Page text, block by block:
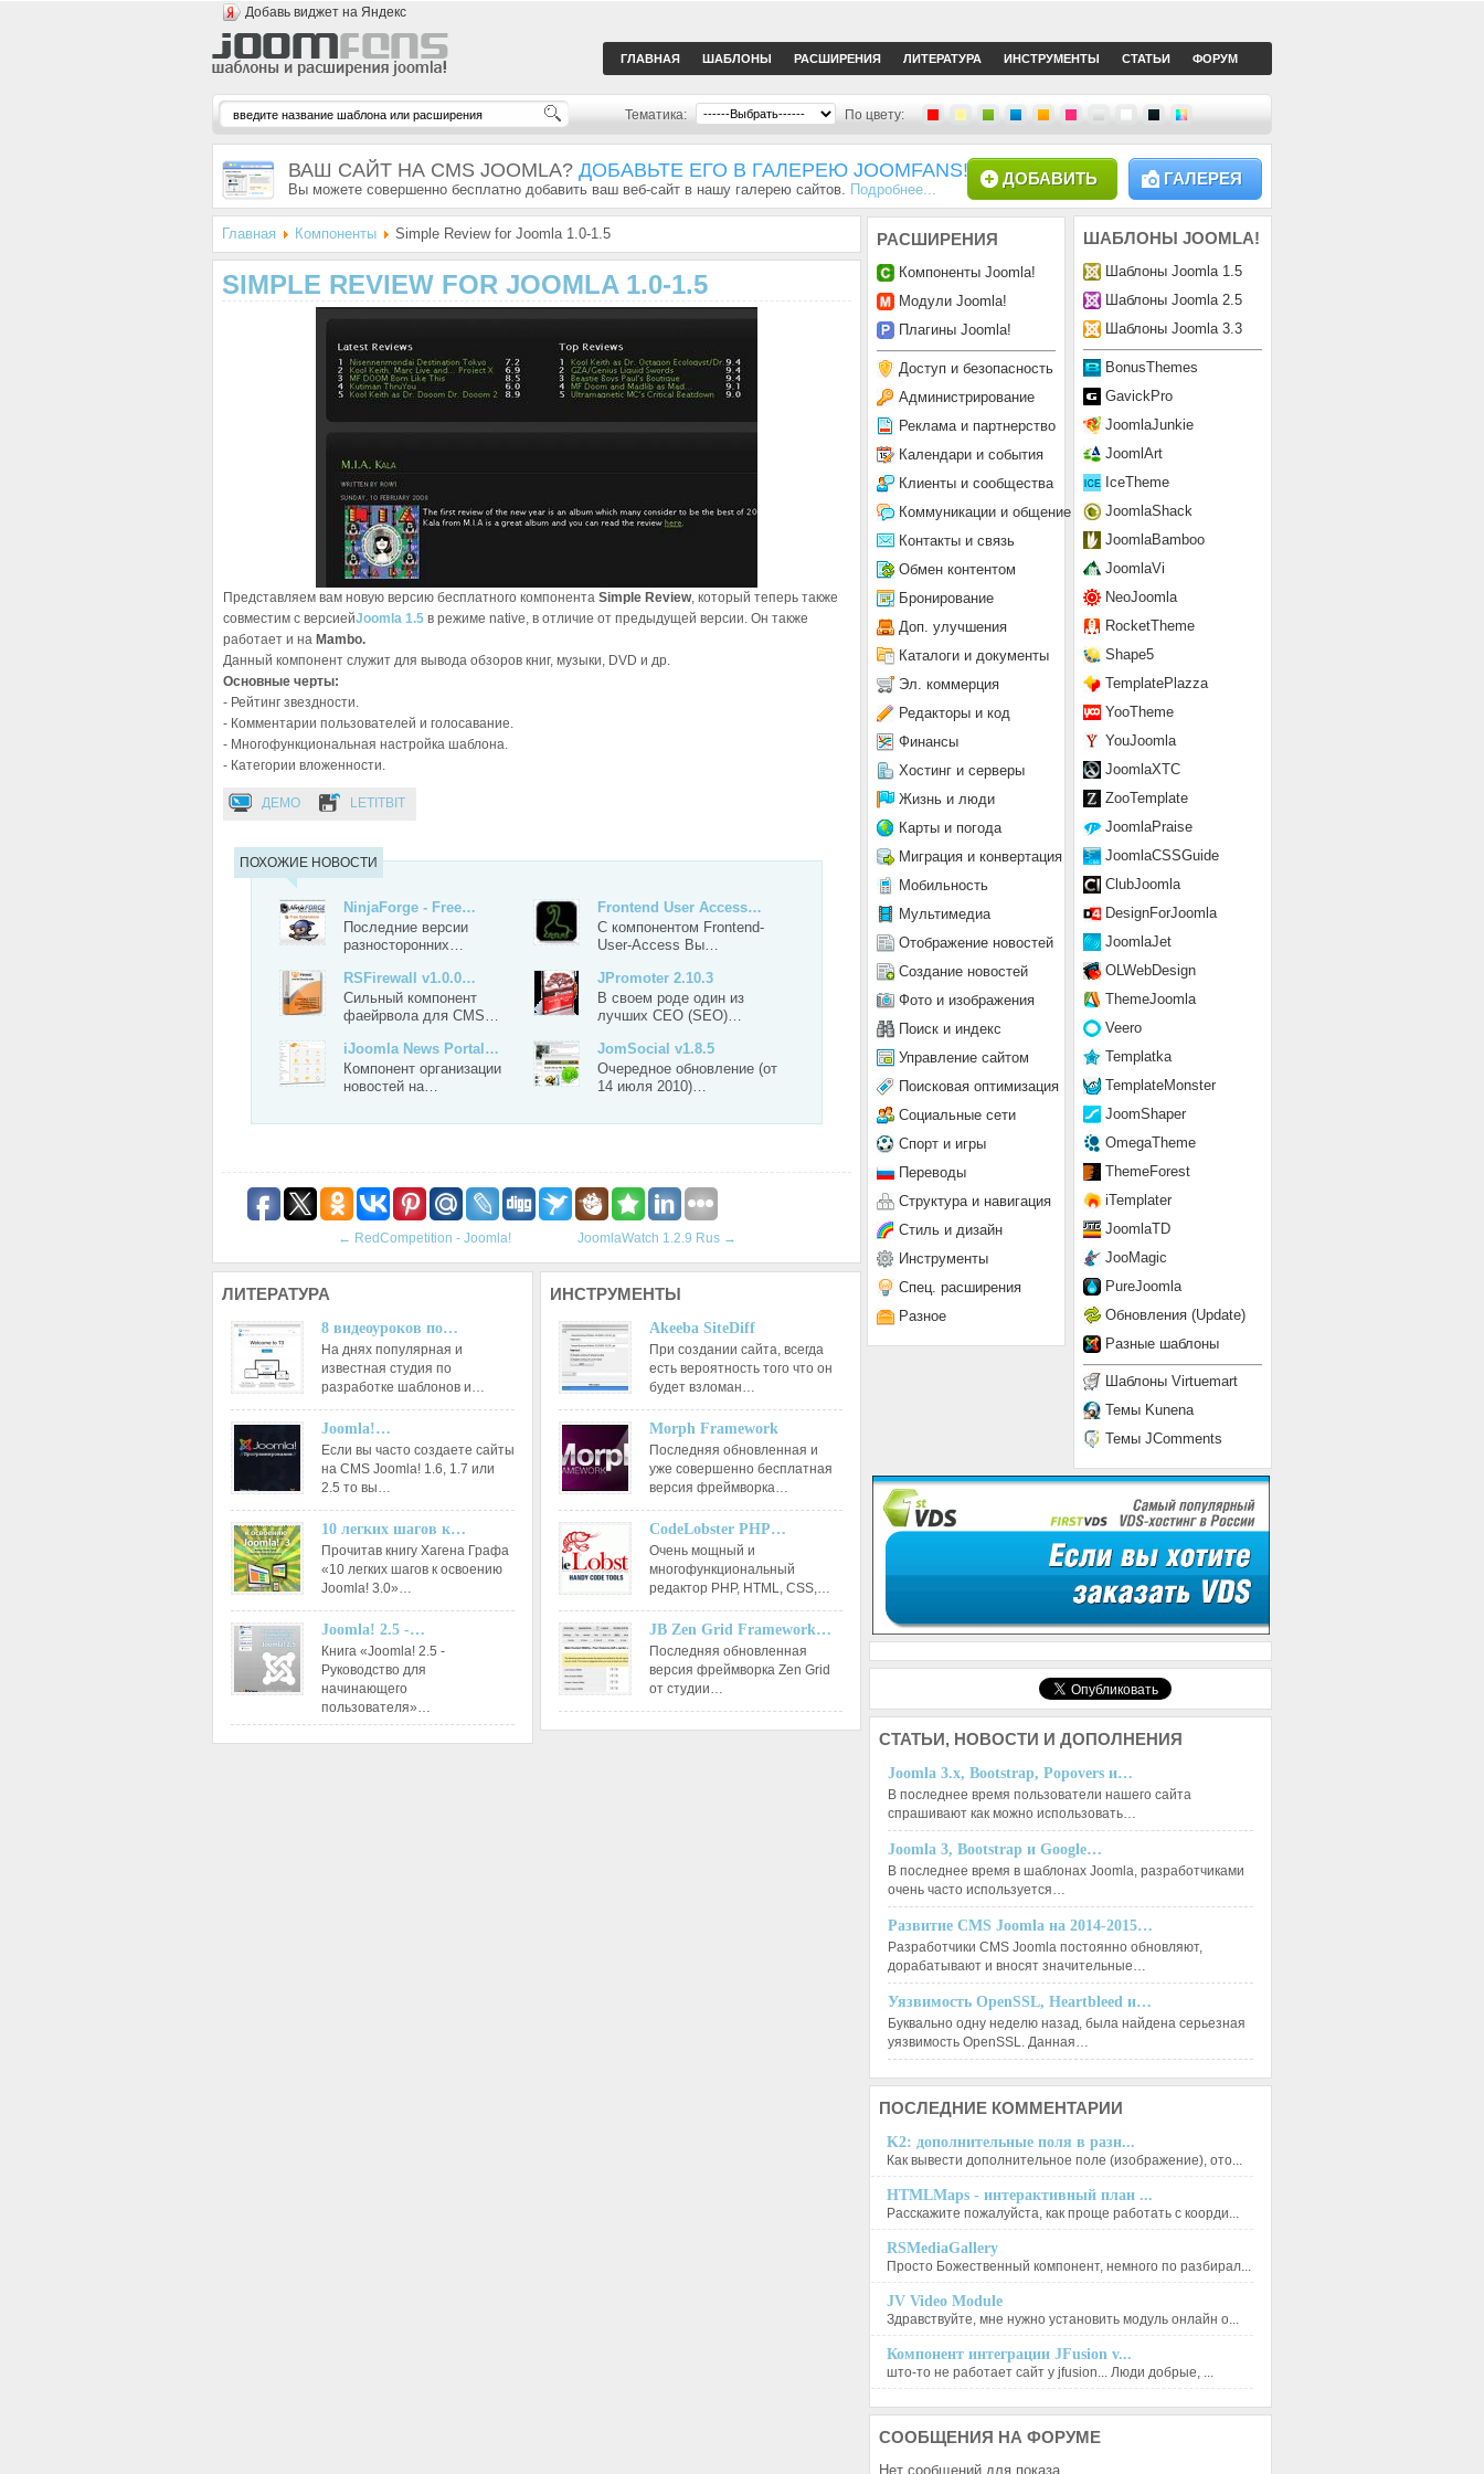
Добавь виджет на Яндекс
ГЛАВНАЯ ШАБЛОНЫ РАСШИРЕНИЯ ЛИТЕРАТУРА ИНСТРУМЕНТЫ СТАТЬИ ФОРУМ
Тематика: По цвету:
ВАШ САЙТ НА CMS JOOMLA? ДОБАВЬТЕ ЕГО В ГАЛЕРЕЮ JOOMFANS!
Вы можете совершенно бесплатно добавить ваш веб-сайт в нашу галерею сайтов. Подробнее...
ГАЛЕРЕЯ
ДОБАВИТЬ
Главная Компоненты Simple Review for Joomla 1.0-1.5
SIMPLE REVIEW FOR JOOMLA 1.0-1.5
Представляем вам новую версию бесплатного компонента Simple Review, который теперь также
совместим с версиейJoomla 1.5 в режиме native, в отличие от предыдущей версии. Он также
работает и на Mambo.
Данный компонент служит для вывода обзоров книг, музыки, DVD и др.
Основные черты:
- Рейтинг звездности.
- Комментарии пользователей и голосавание.
- Многофункциональная настройка шаблона.
- Категории вложенности.
ДЕМО LETITBIT
ПОХОЖИЕ НОВОСТИ
NinjaForge - Free…
Последние версии
разносторонних…
Frontend User Access…
С компонентом Frontend-
User-Access Вы…
RSFirewall v1.0.0…
Сильный компонент
фаейрвола для CMS…
JPromoter 2.10.3
В своем роде один из
лучших СЕО (SEO)…
iJoomla News Portal…
Компонент организации
новостей на…
JomSocial v1.8.5
Очередное обновление (от
14 июля 2010)…
← RedCompetition - Joomla! JoomlaWatch 1.2.9 Rus →
ЛИТЕРАТУРА
8 видеоуроков по…
На днях популярная и
известная студия по
разработке шаблонов и…
Joomla!…
Если вы часто создаете сайты
на CMS Joomla! 1.6, 1.7 или
2.5 то вы…
10 легких шагов к…
Прочитав книгу Хагена Графа
«10 легких шагов к освоению
Joomla! 3.0»…
Joomla! 2.5 -…
Книга «Joomla! 2.5 -
Руководство для
начинающего
пользователя»…
ИНСТРУМЕНТЫ
Akeeba SiteDiff
При создании сайта, всегда
есть вероятность того что он
будет взломан…
Morph Framework
Последняя обновленная и
уже совершенно бесплатная
версия фреймворка…
CodeLobster PHP…
Очень мощный и
многофункциональный
редактор РНР, HTML, CSS,…
JB Zen Grid Framework…
Последняя обновленная
версия фреймворка Zen Grid
от студии…
ШАБЛОНЫ JOOMLA!
Шаблоны Joomla 1.5
Шаблоны Joomla 2.5
Шаблоны Joomla 3.3
BonusThemes
GavickPro
JoomlaJunkie
JoomlArt
IceTheme
JoomlaShack
JoomlaBamboo
JoomlaVi
NeoJoomla
RocketTheme
Shape5
TemplatePlazza
YooTheme
YouJoomla
JoomlaXTC
ZooTemplate
JoomlaPraise
JoomlaCSSGuide
ClubJoomla
DesignForJoomla
JoomlaJet
OLWebDesign
ThemeJoomla
Veero
Templatka
TemplateMonster
JoomShaper
OmegaTheme
ThemeForest
iTemplater
JoomlaTD
JooMagic
PureJoomla
Обновления (Update)
Разные шаблоны
Шаблоны Virtuemart
Темы Kunena
Темы JComments
РАСШИРЕНИЯ
Компоненты Joomla!
Модули Joomla!
Плагины Joomla!
Доступ и безопасность
Администрирование
Реклама и партнерство
Календари и события
Клиенты и сообщества
Коммуникации и общение
Контакты и связь
Обмен контентом
Бронирование
Доп. улучшения
Каталоги и документы
Эл. коммерция
Редакторы и код
Финансы
Хостинг и серверы
Жизнь и люди
Карты и погода
Миграция и конвертация
Мобильность
Мультимедиа
Отображение новостей
Создание новостей
Фото и изображения
Поиск и индекс
Управление сайтом
Поисковая оптимизация
Социальные сети
Спорт и игры
Переводы
Структура и навигация
Стиль и дизайн
Инструменты
Спец. расширения
Разное
СТАТЬИ, НОВОСТИ И ДОПОЛНЕНИЯ
Joomla 3.x, Bootstrap, Popovers и…
В последнее время пользователи нашего сайта
спрашивают как можно использовать…
Joomla 3, Bootstrap и Google…
В последнее время в шаблонах Joomla, разработчиками
очень часто используется…
Развитие CMS Joomla на 2014-2015…
Разработчики CMS Joomla постоянно обновляют,
дорабатывают и вносят значительные…
Уязвимость OpenSSL, Heartbleed и…
Буквально одну неделю назад, была найдена серьезная
уязвимость OpenSSL. Данная…
ПОСЛЕДНИЕ КОММЕНТАРИИ
K2: дополнительные поля в разн...
Как вывести дополнительное поле (изображение), ото...
HTMLMaps - интерактивный план ...
Расскажите пожалуйста, как проще работать с коорди...
RSMediaGallery
Просто Божественный компонент, немного по разбирал...
JV Video Module
Здравствуйте, мне нужно установить модуль онлайн о...
Компонент интеграции JFusion v...
што-то не работает сайт у jfusion... Люди добрые, ...
СООБЩЕНИЯ НА ФОРУМЕ
Нет сообщений для показа